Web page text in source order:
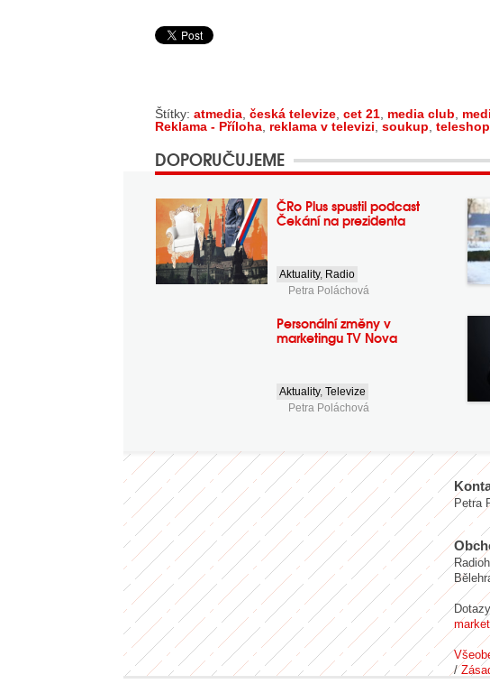
Štítky: atmedia česká televize cet 21 media club
Reklama - Příloha reklama v televizi soukup
DOPORUČUJEME
ČRo Plus spustil podcast
Čekání na prezidenta
Aktuality, Radio
Petra Poláchová
Personální změny v
marketingu TV Nova
Aktuality,Televize
Petra Poláchová
Petra
/